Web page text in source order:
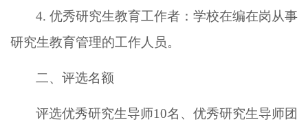
4. 优秀研究生教育工作者：学校在编在岗从事
研究生教育管理的工作人员。
二、评选名额
评选优秀研究生导师10名、优秀研究生导师团